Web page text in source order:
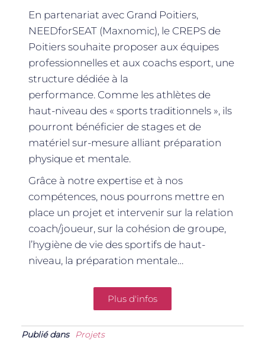
En partenariat avec Grand Poitiers,
NEEDforSEAT (Maxnomic), le CREPS de
Poitiers souhaite proposer aux équipes
professionnelles et aux coachs esport, une
structure dédiée à la
performance. Comme les athlètes de
haut-niveau des « sports traditionnels », ils
pourront bénéficier de stages et de
matériel sur-mesure alliant préparation
physique et mentale.
Grâce à notre expertise et à nos
compétences, nous pourrons mettre en
place un projet et intervenir sur la relation
coach/joueur, sur la cohésion de groupe,
l’hygiène de vie des sportifs de haut-
niveau, la préparation mentale…
Plus d'infos
Publié dans Projets